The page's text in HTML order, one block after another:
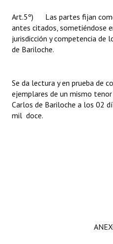
Art.5º) Las partes fijan
antes citados, sometiéndose
jurisdicción y competencia de
de Bariloche.
Se da lectura y en prueba de
ejemplares de un mismo
Carlos de Bariloche a los 02
mil doce.